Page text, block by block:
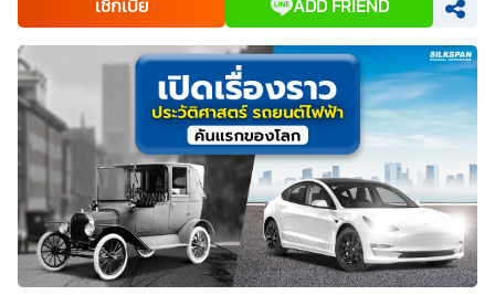
ข้อมูลเกี่ยวกับผลิตภัณฑ์ หรือกรมธรรม์ประกันภัย การใช้ข้อมูล
เพื่อพัฒนาผลิตภัณฑ์หรือบริการต่างๆ หรือเพื่อกิจกรรมอื่นๆ
ท่านสามารถอ่านรายละเอียดนโยบายคุ้มครองข้อมูลส่วนบุคคล
และสิทธิของเจ้าของข้อมูลส่วนบุคคลได้ที่เว็บไซต์
คำประกาศ
เกี่ยวกับความเป็นส่วนตัวก่อนให้ความยินยอม ทั้งนี้ ก่อนการ
แสดงเจตนา ข้าพเจ้าได้อ่านรายละเอียดจากเอกสารชี้แจงข้อมูล
หรือได้รับคำอธิบายจากหน่วยงานถึงวัตถุประสงค์ในการเก็บ
รวบรวม ใช้หรือเปิดเผยข้อมูลส่วนบุคคล (“ประมวลผลข้อมูล
ส่วนบุคคล”) และมีความเข้าใจดีแล้ว ข้าพเจ้าให้ความยินยอมหรือ
ปฏิเสธไม่ให้ความยินยอมในเอกสารนี้ด้วยความสมัครใจ
ปราศจากการบังคับหรือชักจูง และข้าพเจ้าทราบว่าข้าพเจ้า
สามารถถอนความยินยอมนี้เสียเมื่อใดก็ได้ เว้นแต่ในกรณีมีข้อ
จำกัดสิทธิตามกฎหมายหรือยังมีสัญญาระหว่างข้าพเจ้ากับ
สถาบันที่ให้ประโยชน์แก่ข้าพเจ้าอยู่ กรณีที่ข้าพเจ้าประสงค์จะไม่
ให้ความยินยอม ข้าพเจ้าเข้าใจและยอมรับว่า การไม่ให้ความ
ยินยอมจะมีผลทำให้ข้าพเจ้า (เช่น ข้าพเจ้าอาจได้รับความสะดวก
เช็กเบี้ย ADD FRIEND